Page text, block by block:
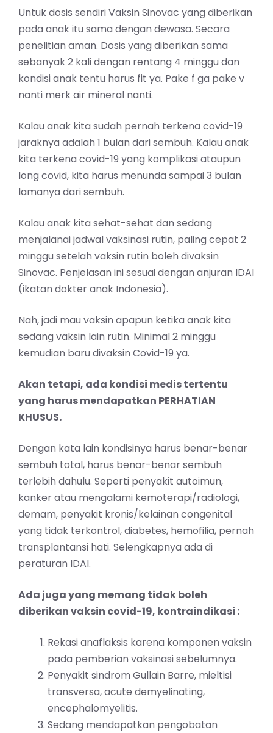
Untuk dosis sendiri Vaksin Sinovac yang diberikan
pada anak itu sama dengan dewasa. Secara
penelitian aman. Dosis yang diberikan sama
sebanyak 2 kali dengan rentang 4 minggu dan
kondisi anak tentu harus fit ya. Pake f ga pake v
nanti merk air mineral nanti.
Kalau anak kita sudah pernah terkena covid-19
jaraknya adalah 1 bulan dari sembuh. Kalau anak
kita terkena covid-19 yang komplikasi ataupun
long covid, kita harus menunda sampai 3 bulan
lamanya dari sembuh.
Kalau anak kita sehat-sehat dan sedang
menjalanai jadwal vaksinasi rutin, paling cepat 2
minggu setelah vaksin rutin boleh divaksin
Sinovac. Penjelasan ini sesuai dengan anjuran IDAI
(ikatan dokter anak Indonesia).
Nah, jadi mau vaksin apapun ketika anak kita
sedang vaksin lain rutin. Minimal 2 minggu
kemudian baru divaksin Covid-19 ya.
Akan tetapi, ada kondisi medis tertentu
yang harus mendapatkan PERHATIAN
KHUSUS.
Dengan kata lain kondisinya harus benar-benar
sembuh total, harus benar-benar sembuh
terlebih dahulu. Seperti penyakit autoimun,
kanker atau mengalami kemoterapi/radiologi,
demam, penyakit kronis/kelainan congenital
yang tidak terkontrol, diabetes, hemofilia, pernah
transplantansi hati. Selengkapnya ada di
peraturan IDAI.
Ada juga yang memang tidak boleh
diberikan vaksin covid-19, kontraindikasi :
Rekasi anaflaksis karena komponen vaksin
pada pemberian vaksinasi sebelumnya.
Penyakit sindrom Gullain Barre, mieltisi
transversa, acute demyelinating,
encephalomyelitis.
Sedang mendapatkan pengobatan